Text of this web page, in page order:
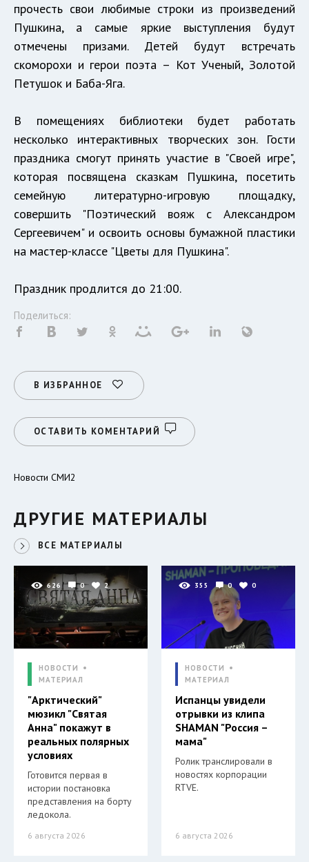
прочесть свои любимые строки из произведений
Пушкина, а самые яркие выступления будут
отмечены призами. Детей будут встречать
скоморохи и герои поэта – Кот Ученый, Золотой
Петушок и Баба-Яга.
В помещениях библиотеки будет работать
несколько интерактивных творческих зон. Гости
праздника смогут принять участие в "Своей игре",
которая посвящена сказкам Пушкина, посетить
семейную литературно-игровую площадку,
совершить "Поэтический вояж с Александром
Сергеевичем" и освоить основы бумажной пластики
на мастер-классе "Цветы для Пушкина".
Праздник продлится до 21:00.
Поделиться:
В ИЗБРАННОЕ
ОСТАВИТЬ КОМЕНТАРИЙ
Новости СМИ2
ДРУГИЕ МАТЕРИАЛЫ
ВСЕ МАТЕРИАЛЫ
626 0 2
НОВОСТИ
МАТЕРИАЛ
"Арктический"
мюзикл "Святая
Анна" покажут в
реальных полярных
условиях
Готовится первая в
истории постановка
представления на борту
ледокола.
6 августа 2026
355 0 0
НОВОСТИ
МАТЕРИАЛ
Испанцы увидели
отрывки из клипа
SHAMAN "Россия –
мама"
Ролик транслировали в
новостях корпорации
RTVE.
6 августа 2026